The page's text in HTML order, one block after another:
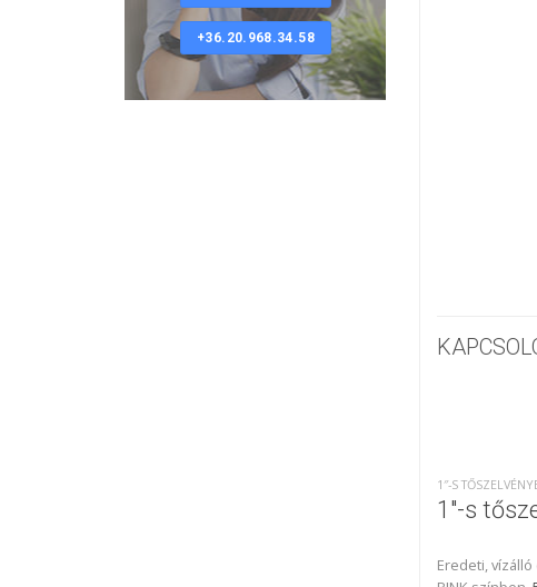
1″-S
1″-s
Eredeti,
+36.20.968.34.58